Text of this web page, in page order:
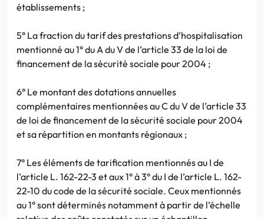
établissements ;
5° La fraction du tarif des prestations d’hospitalisation
mentionné au 1° du A du V de l’article 33 de la loi de
financement de la sécurité sociale pour 2004 ;
6° Le montant des dotations annuelles
complémentaires mentionnées au C du V de l’article 33
de loi de financement de la sécurité sociale pour 2004
et sa répartition en montants régionaux ;
7° Les éléments de tarification mentionnés au I de
l’article L. 162-22-3 et aux 1° à 3° du I de l’article L. 162-
22-10 du code de la sécurité sociale. Ceux mentionnés
au 1° sont déterminés notamment à partir de l’échelle